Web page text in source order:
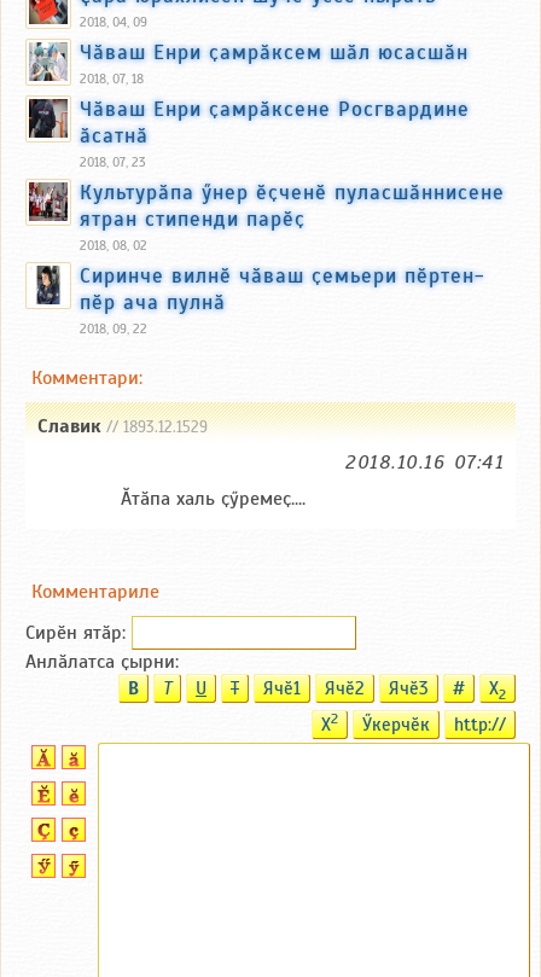
2018, 04, 09
Чӑваш Енри ҫамрӑксем шӑл юсасшӑн
2018, 07, 18
Чӑваш Енри ҫамрӑксене Росгвардине
ӑсатнӑ
2018, 07, 23
Культурӑпа ӳнер ӗҫченӗ пуласшӑннисене
ятран стипенди парӗҫ
2018, 08, 02
Сиринче вилнӗ чӑваш ҫемьери пӗртен-
пӗр ача пулнӑ
2018, 09, 22
Комментари:
Славик// 1893.12.1529
2018.10.16 07:41
Ӑтӑпа халь ҫӳремеҫ....
Комментариле
Сирӗн ятӑp:
Анлӑлатса ҫырни:
B T U T Ячӗ1 Ячӗ2 Ячӗ3 # X2
X2 Ӳкерчӗк http://